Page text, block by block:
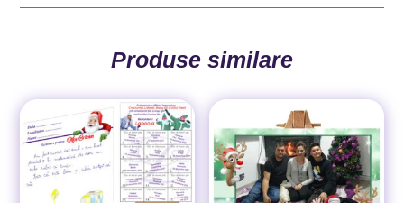
Produse similare